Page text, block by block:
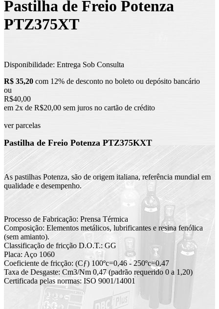
Pastilha de Freio Potenza
PTZ375XT
Disponibilidade: Entrega Sob Consulta
R$ 35,20 com 12% de desconto no boleto ou depósito bancário
ou
R$40,00
em 2x de R$20,00 sem juros no cartão de crédito
ver parcelas
Pastilha de Freio Potenza PTZ375KXT
As pastilhas Potenza, são de origem italiana, referência mundial em
qualidade e desempenho.
Processo de Fabricação: Prensa Térmica
Composição: Elementos metálicos, lubrificantes e resina fenólica
(sem amianto).
Classificação de fricção D.O.T.: GG
Placa: Aço 1060
Coeficiente de fricção: (Cƒ) 100ºc=0,46 - 250ºc=0,47
Taxa de Desgaste: Cm3/Nm 0,47 (padrão requerido 0 a 1,20)
Certificada pelas normas: ISO 9001/14001